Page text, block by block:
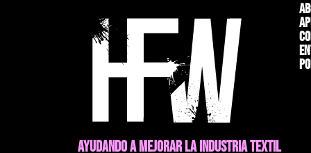
AYUDANDO A MEJORAR LA INDUSTRIA TEXTIL